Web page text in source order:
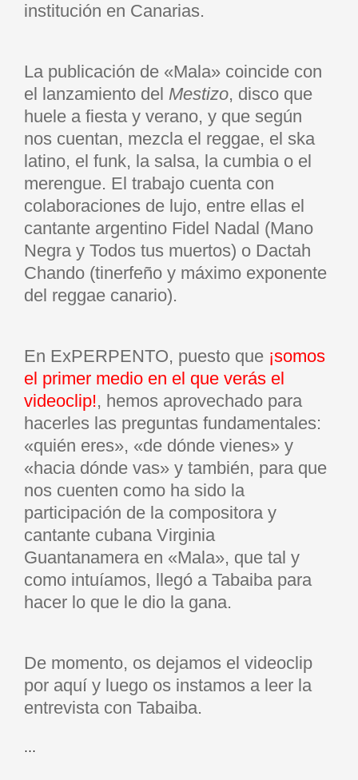
institución en Canarias.
La publicación de «Mala» coincide con
el lanzamiento del Mestizo, disco que
huele a fiesta y verano, y que según
nos cuentan, mezcla el reggae, el ska
latino, el funk, la salsa, la cumbia o el
merengue. El trabajo cuenta con
colaboraciones de lujo, entre ellas el
cantante argentino Fidel Nadal (Mano
Negra y Todos tus muertos) o Dactah
Chando (tinerfeño y máximo exponente
del reggae canario).
En ExPERPENTO, puesto que ¡somos
el primer medio en el que verás el
videoclip!, hemos aprovechado para
hacerles las preguntas fundamentales:
«quién eres», «de dónde vienes» y
«hacia dónde vas» y también, para que
nos cuenten como ha sido la
participación de la compositora y
cantante cubana Virginia
Guantanamera en «Mala», que tal y
como intuíamos, llegó a Tabaiba para
hacer lo que le dio la gana.
De momento, os dejamos el videoclip
por aquí y luego os instamos a leer la
entrevista con Tabaiba.
…